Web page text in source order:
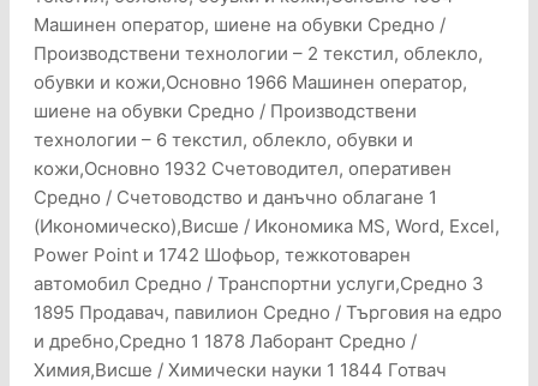
Машинен оператор, шиене на обувки Средно /
Производствени технологии – 2 текстил, облекло,
обувки и кожи,Основно 1966 Машинен оператор,
шиене на обувки Средно / Производствени
технологии – 6 текстил, облекло, обувки и
кожи,Основно 1932 Счетоводител, оперативен
Средно / Счетоводство и данъчно облагане 1
(Икономическо),Висше / Икономика MS, Word, Excel,
Power Point и 1742 Шофьор, тежкотоварен
автомобил Средно / Транспортни услуги,Средно 3
1895 Продавач, павилион Средно / Търговия на едро
и дребно,Средно 1 1878 Лаборант Средно /
Химия,Висше / Химически науки 1 1844 Готвач